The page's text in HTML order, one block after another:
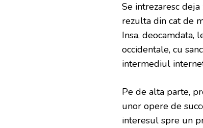
Se intrezaresc
rezulta din cat de
Insa,
occidentale, cu
intermediul
Pe de alta parte,
unor opere de
interesul spre un